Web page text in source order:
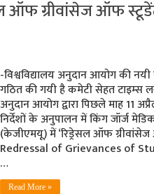
ग्रीवांसेज ऑफ
-विश्वविद्यालय अनुदान आयोग की
गठित की गयी है कमेटी सेहत टाइम्‍स
अनुदान आयोग द्वारा पिछले माह 11
निर्देशों के अनुपालन में किंग जॉर्ज
(केजीएमयू) में ‘रिड्रेसल ऑफ
Redressal of Grievances of
…
Read More »